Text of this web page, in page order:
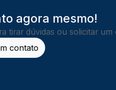
agora mesmo!
tirar dúvidas ou solicitar um
contato